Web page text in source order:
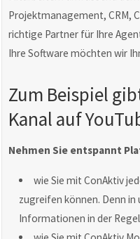
Projektmanagement, CRM,
richtige Partner für Ihre
Ihre Software möchten wir
Zum Beispiel
Kanal auf
Nehmen Sie entspannt
wie Sie mit ConAktiv
zugreifen können. Denn
Informationen in der